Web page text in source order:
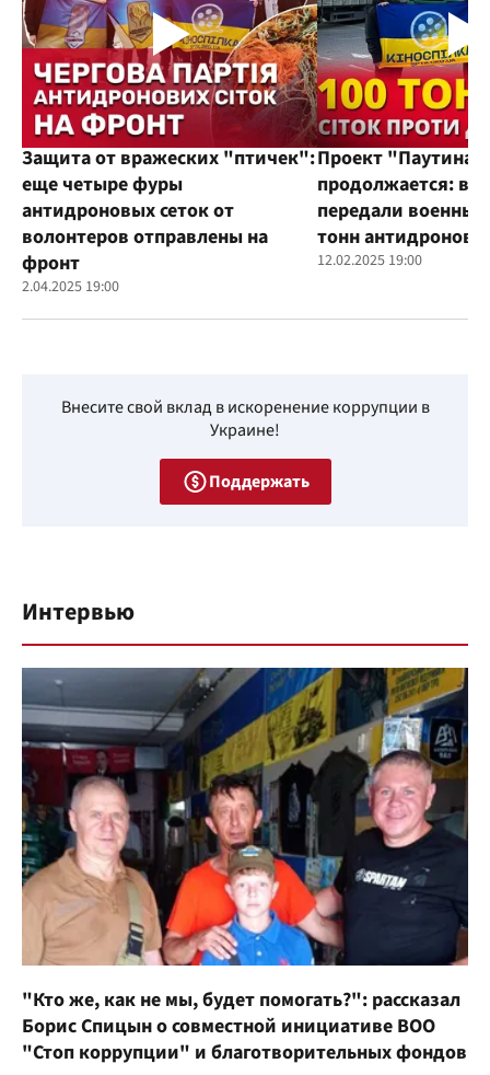
Защита от вражеских "птичек":
еще четыре фуры
антидроновых сеток от
волонтеров отправлены на
фронт
2.04.2025 19:00
Проект "Паутина"
продолжается:
передали
тонн
12.02.2025 19:00
Внесите свой вклад в искоренение коррупции в
Украине!
Поддержать
Интервью
"Кто же, как не мы, будет помогать?": рассказал
Борис Спицын о совместной инициативе ВОО
"Стоп коррупции" и благотворительных фондов